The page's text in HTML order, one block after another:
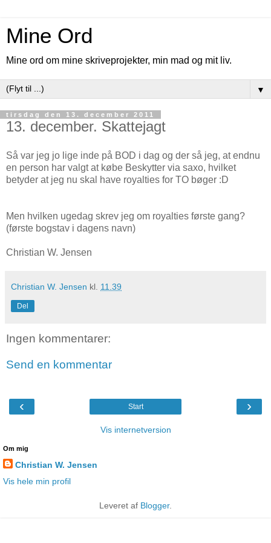
Mine Ord
Mine ord om mine skriveprojekter, min mad og mit liv.
▼
tirsdag den 13. december 2011
13. december. Skattejagt
Så var jeg jo lige inde på BOD i dag og der så jeg, at endnu
en person har valgt at købe Beskytter via saxo, hvilket
betyder at jeg nu skal have royalties for TO bøger :D
Men hvilken ugedag skrev jeg om royalties første gang?
(første bogstav i dagens navn)
Christian W. Jensen
Christian W. Jensen kl. 11.39
Del
Ingen kommentarer:
Send en kommentar
‹ ›
Start
Vis internetversion
Om mig
Christian W. Jensen
Vis hele min profil
Leveret af Blogger.